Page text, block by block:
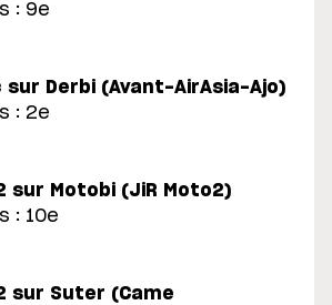
: 9e
sur Derbi (Avant-AirAsia-Ajo)
: 2e
sur Motobi (JiR Moto2)
: 10e
sur Suter (Came